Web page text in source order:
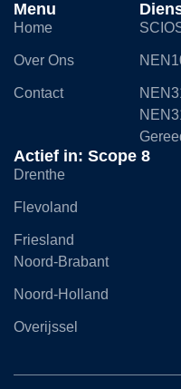
Menu
Home
Over Ons
Contact
Actief in: Scope 8
Drenthe
Flevoland
Friesland
Noord-Brabant
Noord-Holland
Overijssel